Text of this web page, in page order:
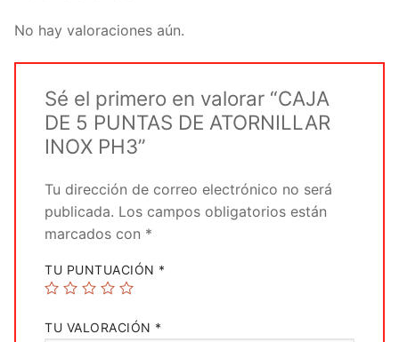
No hay valoraciones aún.
Sé el primero en valorar “CAJA
DE 5 PUNTAS DE ATORNILLAR
INOX PH3”
Tu dirección de correo electrónico no será
publicada. Los campos obligatorios están
marcados con *
TU PUNTUACIÓN *
TU VALORACIÓN *